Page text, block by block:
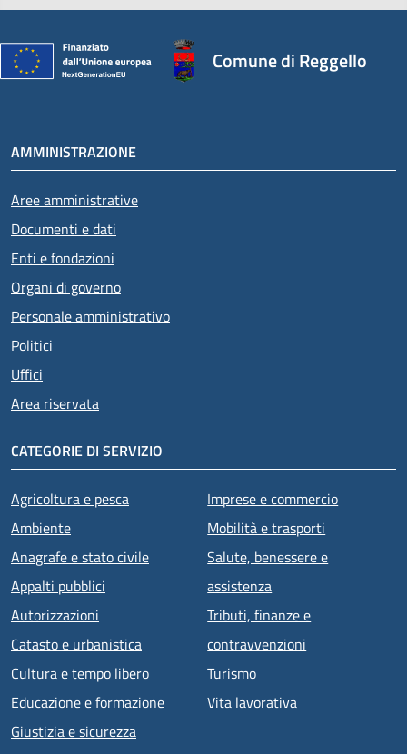
Comune di Reggello
AMMINISTRAZIONE
Aree amministrative
Documenti e dati
Enti e fondazioni
Organi di governo
Personale amministrativo
Politici
Uffici
Area riservata
CATEGORIE DI SERVIZIO
Agricoltura e pesca
Ambiente
Anagrafe e stato civile
Appalti pubblici
Autorizzazioni
Catasto e urbanistica
Cultura e tempo libero
Educazione e formazione
Giustizia e sicurezza
Imprese e commercio
Mobilità e trasporti
Salute, benessere e
assistenza
Tributi, finanze e
contravvenzioni
Turismo
Vita lavorativa